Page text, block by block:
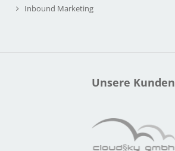
Inbound Marketing
Unsere Kunden